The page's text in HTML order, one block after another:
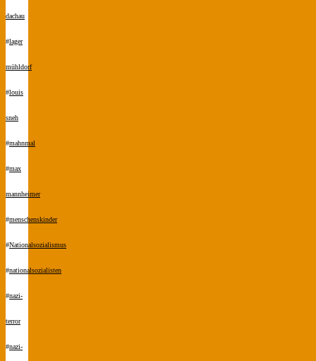
dachau
#lager
mühldorf
#louis
sneh
#mahnmal
#max
mannheimer
#menschenskinder
#Nationalsozialismus
#nationalsozialisten
#nazi-
terror
#nazi-